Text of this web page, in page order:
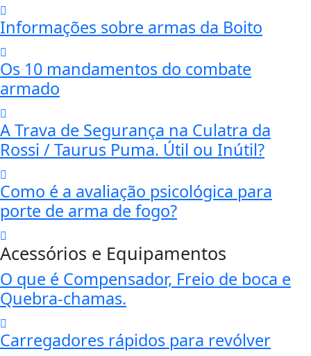
Informações sobre armas da Boito
Os 10 mandamentos do combate
armado
A Trava de Segurança na Culatra da
Rossi / Taurus Puma. Útil ou Inútil?
Como é a avaliação psicológica para
porte de arma de fogo?
Acessórios e Equipamentos
O que é Compensador, Freio de boca e
Quebra-chamas.
Carregadores rápidos para revólver